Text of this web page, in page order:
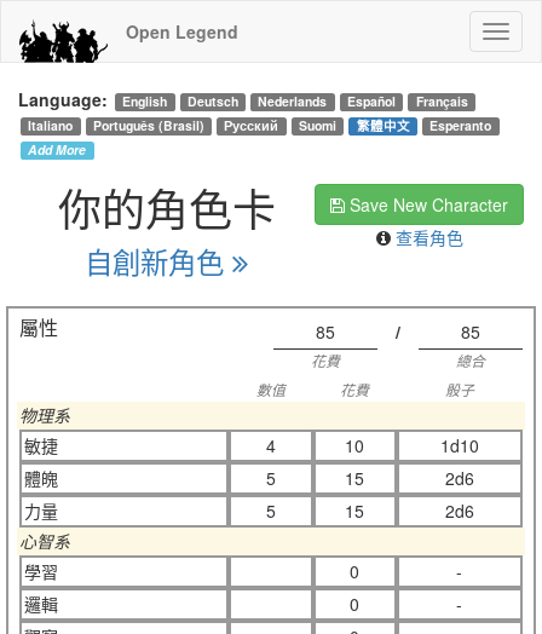
Open Legend
Language: English Deutsch Nederlands Español
Français
Italiano
Português (Brasil) Русский Suomi 繁體中文
Esperanto
Add More
Save New Character
查看角色
你的角色卡
自創新角色
屬性 85 / 85
花費
總合
數值
花費 骰子
物理系
敏捷
4 10
1d10
體魄
5 15
2d6
力量
5 15
2d6
心智系
學習
0
-
邏輯
0
-